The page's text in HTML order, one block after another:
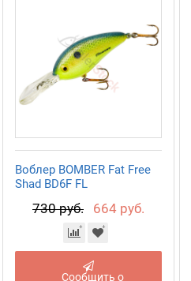
Воблер BOMBER Fat Free
Shad BD6F FL
730 руб. 664 руб.
Сообщить о